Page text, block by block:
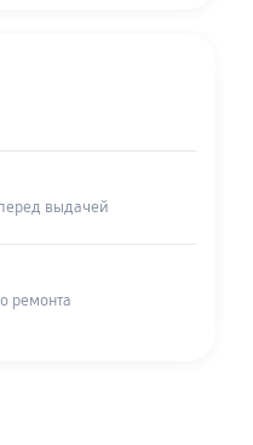
выдачей
ремонта